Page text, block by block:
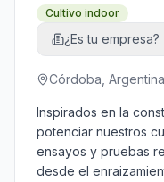
Cultivo indoor
¿Es tu empresa?
Córdoba, Argentina
Inspirados en la
potenciar nuestros
ensayos y pruebas
desde el